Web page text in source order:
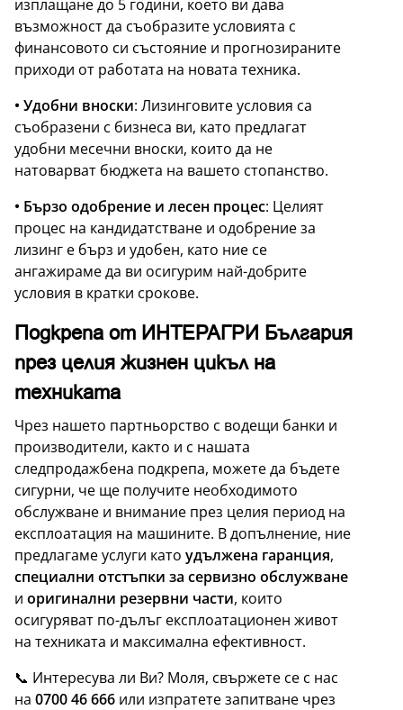
изплащане до 5 години, което ви дава
възможност да съобразите условията с
финансовото си състояние и прогнозираните
приходи от работата на новата техника.
• Удобни вноски: Лизинговите условия са
съобразени с бизнеса ви, като предлагат
удобни месечни вноски, които да не
натоварват бюджета на вашето стопанство.
• Бързо одобрение и лесен процес: Целият
процес на кандидатстване и одобрение за
лизинг е бърз и удобен, като ние се
ангажираме да ви осигурим най-добрите
условия в кратки срокове.
Подкрепа от ИНТЕРАГРИ България
през целия жизнен цикъл на
техниката
Чрез нашето партньорство с водещи банки и
производители, както и с нашата
следпродажбена подкрепа, можете да бъдете
сигурни, че ще получите необходимото
обслужване и внимание през целия период на
експлоатация на машините. В допълнение, ние
предлагаме услуги като удължена гаранция,
специални отстъпки за сервизно обслужване
и оригинални резервни части, които
осигуряват по-дълъг експлоатационен живот
на техниката и максимална ефективност.
📞 Интересува ли Ви? Моля, свържете се с нас
на 0700 46 666 или изпратете запитване чрез